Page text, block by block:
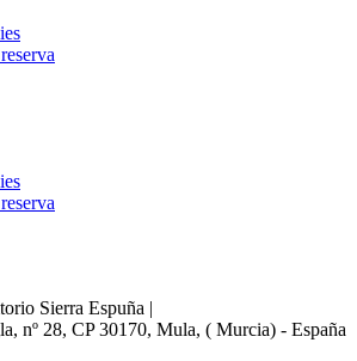
Sierra Espuña |
nº 28, CP 30170, Mula, ( Murcia) - España